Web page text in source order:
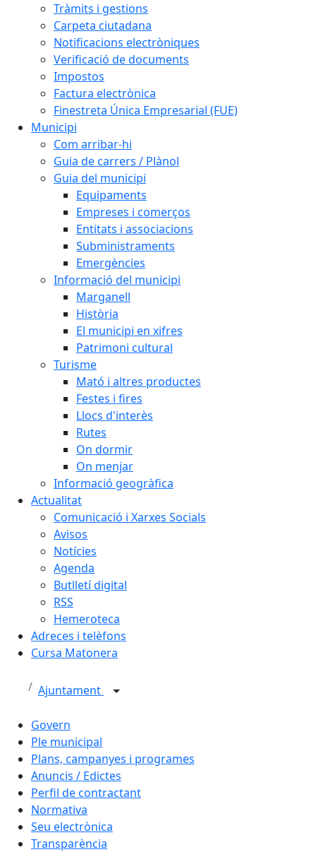
Tràmits i gestions
Carpeta ciutadana
Notificacions electròniques
Verificació de documents
Impostos
Factura electrònica
Finestreta Única Empresarial (FUE)
Municipi
Com arribar-hi
Guia de carrers / Plànol
Guia del municipi
Equipaments
Empreses i comerços
Entitats i associacions
Subministraments
Emergències
Informació del municipi
Marganell
Història
El municipi en xifres
Patrimoni cultural
Turisme
Mató i altres productes
Festes i fires
Llocs d'interès
Rutes
On dormir
On menjar
Informació geogràfica
Actualitat
Comunicació i Xarxes Socials
Avisos
Notícies
Agenda
Butlletí digital
RSS
Hemeroteca
Adreces i telèfons
Cursa Matonera
Ajuntament
Govern
Ple municipal
Plans, campanyes i programes
Anuncis / Edictes
Perfil de contractant
Normativa
Seu electrònica
Transparència